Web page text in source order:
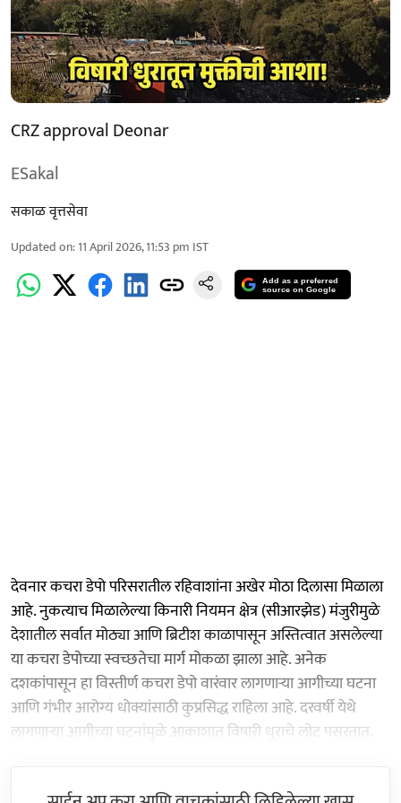
CRZ approval Deonar
ESakal
सकाळ वृत्तसेवा
Updated on:11 April 2026, 11:53 pm IST
Add as a preferred
source on Google
देवनार कचरा डेपो परिसरातील रहिवाशांना अखेर मोठा दिलासा मिळाला
आहे. नुकत्याच मिळालेल्या किनारी नियमन क्षेत्र (सीआरझेड) मंजुरीमुळे
देशातील सर्वात मोठ्या आणि ब्रिटीश काळापासून अस्तित्वात असलेल्या
या कचरा डेपोच्या स्वच्छतेचा मार्ग मोकळा झाला आहे. अनेक
दशकांपासून हा विस्तीर्ण कचरा डेपो वारंवार लागणाऱ्या आगीच्या घटना
आणि गंभीर आरोग्य धोक्यांसाठी कुप्रसिद्ध राहिला आहे. दरवर्षी येथे
लागणाऱ्या आगीच्या घटनांमुळे आकाशात विषारी धुराचे लोट पसरतात.